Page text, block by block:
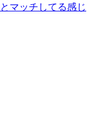
マッチしてる感じ